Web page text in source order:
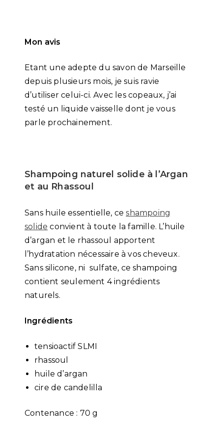
Mon avis
Etant une adepte du savon de Marseille
depuis plusieurs mois, je suis ravie
d’utiliser celui-ci. Avec les copeaux, j’ai
testé un liquide vaisselle dont je vous
parle prochainement.
Shampoing naturel solide à l’Argan
et au Rhassoul
Sans huile essentielle, ceshampoing
solide convient à toute la famille. L’huile
d’argan et le rhassoul apportent
l’hydratation nécessaire à vos cheveux.
Sans silicone, ni sulfate, ce shampoing
contient seulement 4 ingrédients
naturels.
Ingrédients
tensioactif SLMI
rhassoul
huile d’argan
cire de candelilla
Contenance : 70 g